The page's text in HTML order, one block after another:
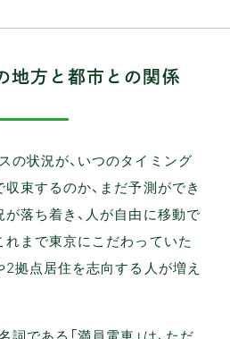
地方と都市との関係
の状況が、いつのタイミング
束するのか、まだ予測ができ
が落ち着き、人が自由に移動で
れまで東京にこだわっていた
2拠点居住を志向する人が増え
である「満員電車」は、ただ